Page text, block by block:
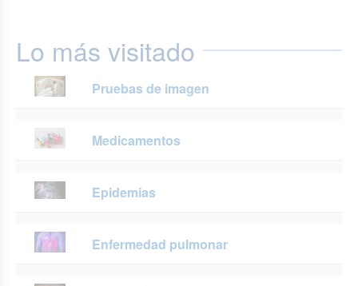
Lo más visitado
Pruebas de imagen
Medicamentos
Epidemias
Enfermedad pulmonar